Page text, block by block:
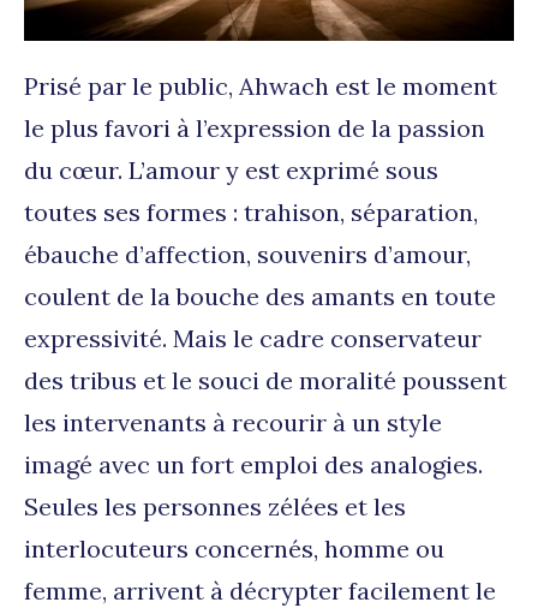
Prisé par le public, Ahwach est le moment
le plus favori à l’expression de la passion
du cœur. L’amour y est exprimé sous
toutes ses formes : trahison, séparation,
ébauche d’affection, souvenirs d’amour,
coulent de la bouche des amants en toute
expressivité. Mais le cadre conservateur
des tribus et le souci de moralité poussent
les intervenants à recourir à un style
imagé avec un fort emploi des analogies.
Seules les personnes zélées et les
interlocuteurs concernés, homme ou
femme, arrivent à décrypter facilement le